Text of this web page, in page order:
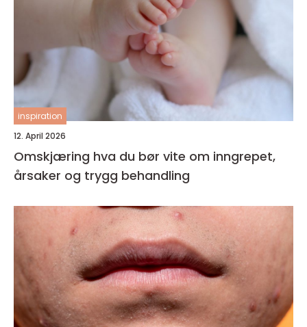
inspiration
12. April 2026
Omskjæring hva du bør vite om inngrepet,
årsaker og trygg behandling